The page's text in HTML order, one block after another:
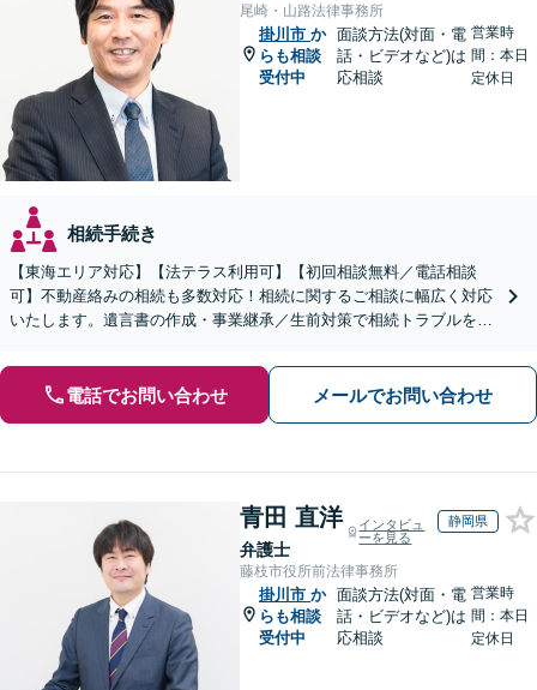
尾崎・山路法律事務所
掛川市 か
らも相談
受付中
面談方法(対面・電
話・ビデオなど)は
応相談
営業時
間：本日
定休日
相続手続き
【東海エリア対応】【法テラス利用可】【初回相談無料／電話相談
可】不動産絡みの相続も多数対応！相続に関するご相談に幅広く対応
いたします。遺言書の作成・事業継承／生前対策で相続トラブルを回
電話でお問い合わせ メールでお問い合わせ
青田 直洋
弁護士
インタビュ
ーを見る
静岡県
藤枝市役所前法律事務所
掛川市 か
らも相談
受付中
面談方法(対面・電
話・ビデオなど)は
応相談
営業時
間：本日
定休日